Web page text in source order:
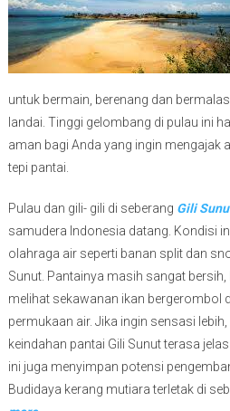
untuk bermain, berenang dan
landai. Tinggi gelombang di pulau ini
aman bagi Anda yang ingin mengajak
tepi pantai.
Pulau dan gili- gili di seberang Gili
samudera Indonesia datang. Kondisi
olahraga air seperti banan split dan
Sunut. Pantainya masih sangat
melihat sekawanan ikan bergerombol
permukaan air. Jika ingin sensasi lebih,
keindahan pantai Gili Sunut terasa
ini juga menyimpan potensi
Budidaya kerang mutiara terletak di